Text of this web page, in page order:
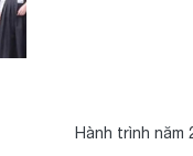
Hành trình